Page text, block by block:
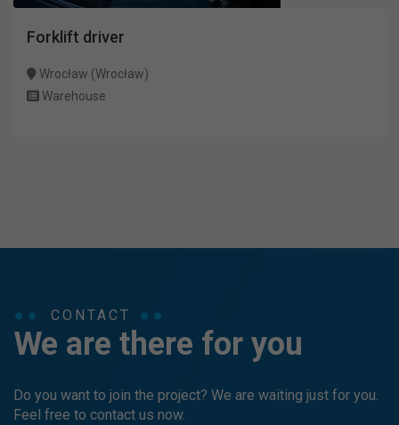
Forklift driver
Wrocław (Wrocław)
Warehouse
CONTACT
We are there for you
Do you want to join the project? We are waiting just for you.
Feel free to contact us now.